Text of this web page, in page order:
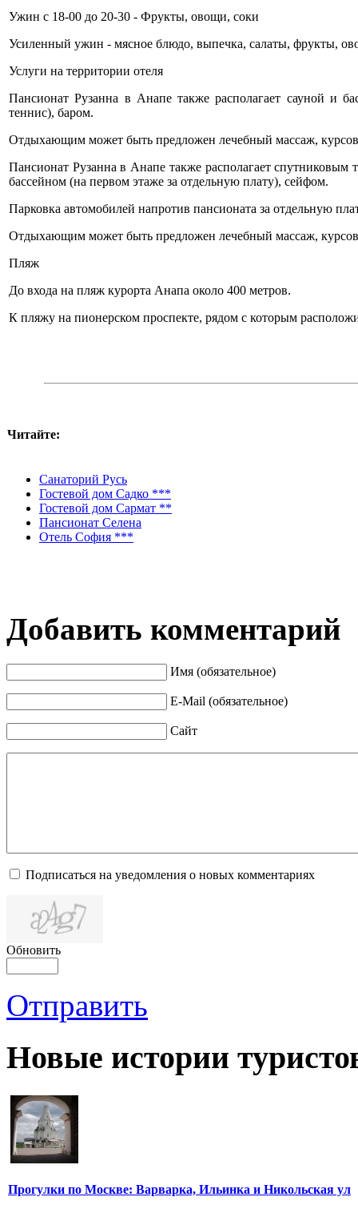
Ужин с 18-00 до 20-30 - Фрукты, овощи, соки
Усиленный ужин - мясное блюдо, выпечка, салаты, фрукты,
Услуги на территории отеля
Пансионат Рузанна в Анапе также располагает сауной и
теннис), баром.
Отдыхающим может быть предложен лечебный массаж,
Пансионат Рузанна в Анапе также располагает спутниковым
бассейном (на первом этаже за отдельную плату), сейфом.
Парковка автомобилей напротив пансионата за отдельную
Отдыхающим может быть предложен лечебный массаж,
Пляж
До входа на пляж курорта Анапа около 400 метров.
К пляжу на пионерском проспекте, рядом с которым
Читайте:
Санаторий Русь
Гостевой дом Садко ***
Гостевой дом Сармат **
Пансионат Селена
Отель София ***
Добавить комментарий
Имя (обязательное)
E-Mail (обязательное)
Сайт
Подписаться на уведомления о новых комментариях
Обновить
Отправить
Новые истории
Прогулки по Москве: Варварка, Ильинка и Никольская ул